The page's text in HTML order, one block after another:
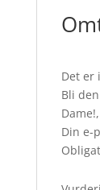
Det er
Bli
Din e-